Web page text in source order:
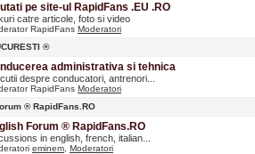
pe site-ul RapidFans .EU .RO
catre articole, foto si video
RapidFans Moderatori
®
administrativa si tehnica
despre conducatori, antrenori...
RapidFans Moderatori
® RapidFans.RO
Forum ® RapidFans.RO
in english, french, italian...
eminem Moderatori